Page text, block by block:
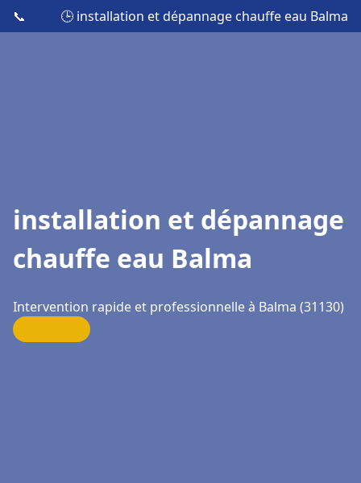
📞 🕒 installation et dépannage chauffe eau Balma
installation et dépannage
chauffe eau Balma
Intervention rapide et professionnelle à Balma (31130)